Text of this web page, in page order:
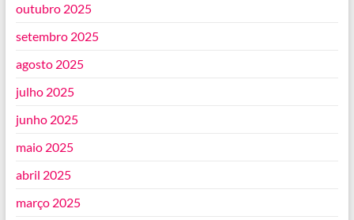
outubro 2025
setembro 2025
agosto 2025
julho 2025
junho 2025
maio 2025
abril 2025
março 2025